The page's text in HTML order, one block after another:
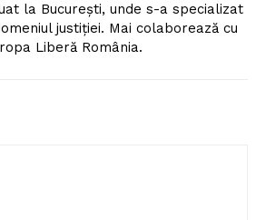
la București, unde s-a specializat
justiției. Mai colaborează cu
Liberă România.